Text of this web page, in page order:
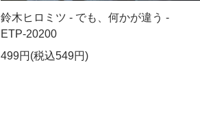
鈴木ヒロミツ - でも、何かが違う -
ETP-20200
499円(税込549円)